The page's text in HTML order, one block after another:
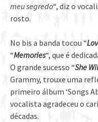
meu segredo“, diz o
rosto.
No bis a banda tocou “
“Memories“, que é
O grande sucesso “She
Grammy, trouxe uma
primeiro álbum ‘Songs
vocalista agradeceu o
décadas.